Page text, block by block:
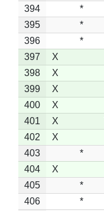
394
*
395
*
396
*
397
X
398
X
399
X
400
X
401
X
402
X
403
*
404
X
405
*
406
*